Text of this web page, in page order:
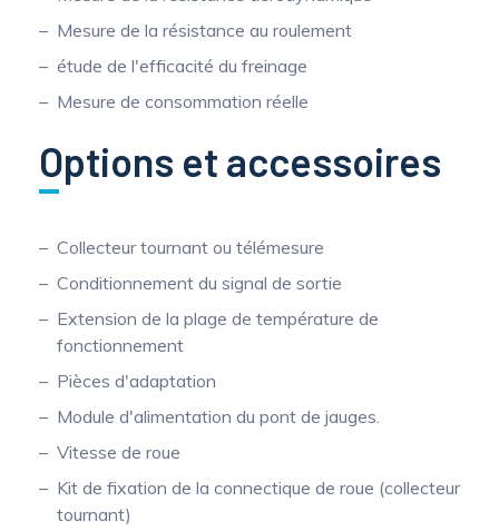
Mesure de la résistance au roulement
étude de l'efficacité du freinage
Mesure de consommation réelle
Options et accessoires
Collecteur tournant ou télémesure
Conditionnement du signal de sortie
Extension de la plage de température de
fonctionnement
Pièces d'adaptation
Module d'alimentation du pont de jauges.
Vitesse de roue
Kit de fixation de la connectique de roue (collecteur
tournant)